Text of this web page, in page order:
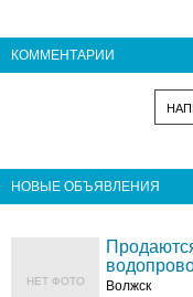
КОММЕНТАРИИ
НОВЫЕ ОБЪЯВЛЕНИЯ
НЕТ ФОТО Волжск